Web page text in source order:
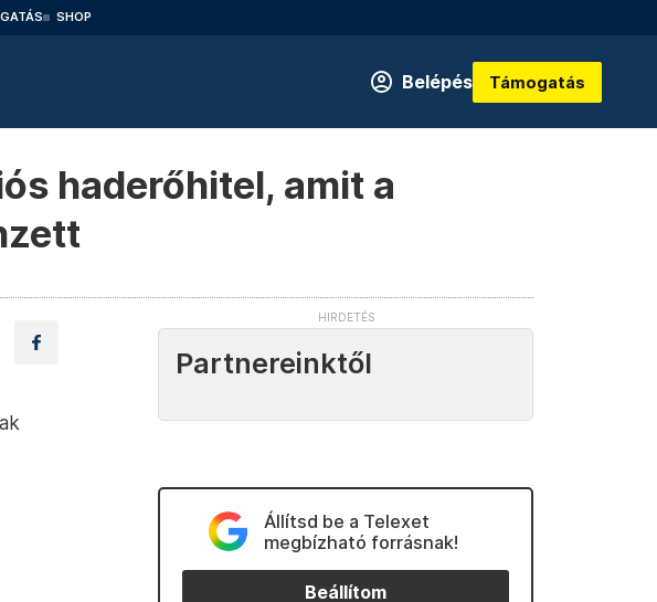
SHOP
Belépés Támogatás
haderőhitel, amit a
Partnereinktől
Állítsd be a Telexet
megbízható forrásnak!
Beállítom